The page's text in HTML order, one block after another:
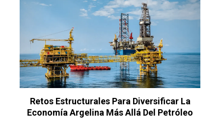
Retos Estructurales Para Diversificar La
Economía Argelina Más Allá Del Petróleo